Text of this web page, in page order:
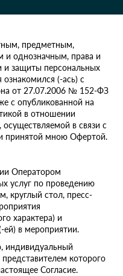
предметным,
и однозначным, права и
и защиты персональных
(-ась) с
от 27.07.2006 № 152-ФЗ
с опубликованной на
в отношении
в связи с
принятой мною Офертой.
Оператором
услуг по проведению
круглый стол, пресс-
характера) и
ей) в мероприятии.
индивидуальный
которого
Согласие.